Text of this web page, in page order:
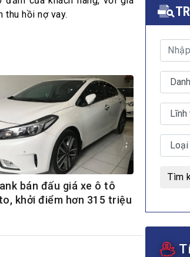
Video
E-
thu hồi nợ vay.
bán đấu giá xe ô tô
khởi điểm hơn 315 triệu
Tìm